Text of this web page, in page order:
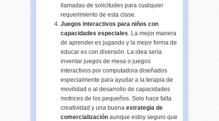
llamadas de solicitudes para cualquier
requerimiento de esta clase.
Juegos interactivos para niños con
capacidades especiales. La mejor manera
de aprender es jugando y la mejor forma de
educar es con diversión. La idea sería
inventar juegos de mesa o juegos
interactivos por computadora diseñados
especialmente para ayudar a la terapia de
movilidad o al desarrollo de capacidades
motrices de los pequeños. Solo hace falta
creatividad y una buenaestrategia de
comercialización aunque estoy seguro que